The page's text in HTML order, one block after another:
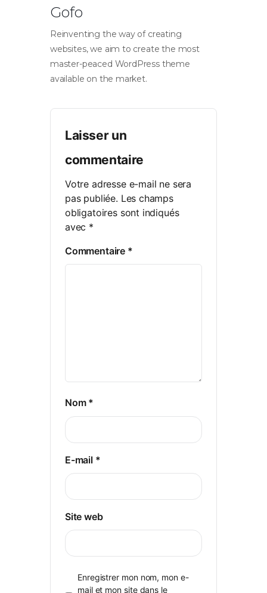
Gofo
Reinventing the way of creating
websites, we aim to create the most
master-peaced WordPress theme
available on the market.
Laisser un
commentaire
Votre adresse e-mail ne sera
pas publiée. Les champs
obligatoires sont indiqués
avec *
Commentaire *
Nom *
E-mail *
Site web
Enregistrer mon nom, mon e-
mail et mon site dans le